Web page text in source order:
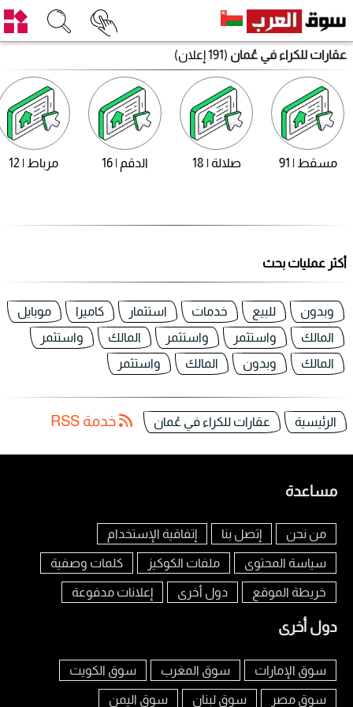
عقارات للكراء في عُمان (191 إعلان)
مسقط | 91 صلالة | 18 الدقم | 16 مرباط | 12
أكثر عمليات بحث
وبدون للبيع خدمات استثمار كاميرا
موبايل
المالك
واستثمر واستثمر المالك
واستثمر
المالك
وبدون المالك واستثمر
الرئيسية عقارات للكراء في عُمان خدمة RSS
مساعدة
من نحن إتصل بنا إتفاقية الإستخدام
سياسة المحتوى ملفات الكوكيز كلمات وصفية
خريطة الموقع دول أخرى إعلانات مدفوعة
دول أخرى
سوق الإمارات سوق المغرب سوق الكويت
سوق مصر سوق لبنان سوق اليمن